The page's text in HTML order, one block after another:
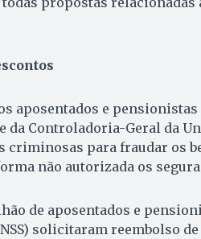
aposentados e
da Controladoria-Geral da
criminosas para fraudar os
não autorizada os
de aposentados e
solicitaram reembolso